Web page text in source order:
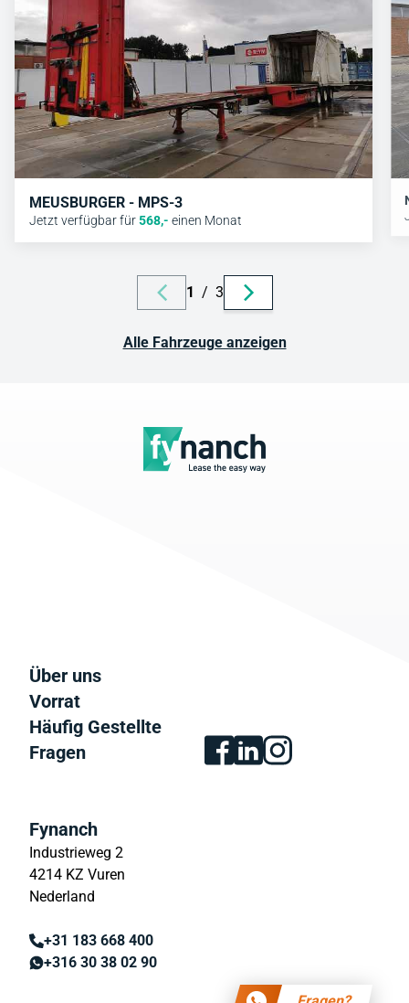
MEUSBURGER - MPS-3
Jetzt verfügbar für568,- einen Monat
1 / 3
Alle Fahrzeuge anzeigen
Über uns
Vorrat
Häufig Gestellte
Fragen
Fynanch
Industrieweg 2
4214 KZ Vuren
Nederland
+31 183 668 400
+316 30 38 02 90